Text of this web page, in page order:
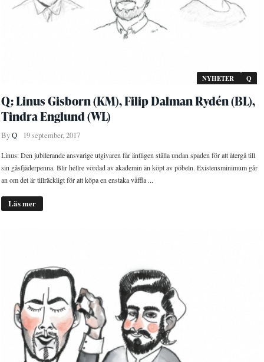
NYHETER Q
Q: Linus Gisborn (KM), Filip Dalman Rydén (BL),
Tindra Englund (WL)
ByQ 19 september, 2017
Linus: Den jubilerande ansvarige utgivaren får äntligen ställa undan spaden för att återgå till
sin gåsfjäderpenna. Blir hellre vördad av akademin än köpt av pöbeln. Existensminimum går
an om det är tillräckligt för att köpa en enstaka våffla ...
Läs mer